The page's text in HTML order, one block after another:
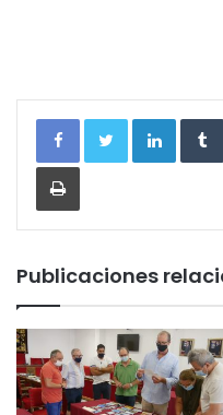
Imprimir
Publicaciones